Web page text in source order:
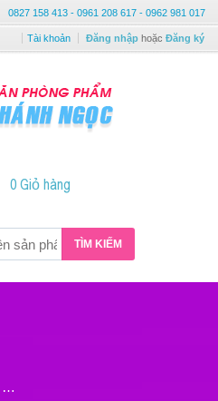
0827 158 413 - 0961 208 617 - 0962 981 017
Tài khoản Đăng nhập hoặc Đăng ký
0 Giỏ hàng
TÌM KIẾM
VĂN PHÒNG PHẨM